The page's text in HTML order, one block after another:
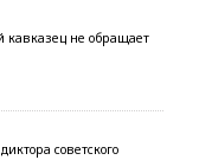
кавказец не обращает
советского